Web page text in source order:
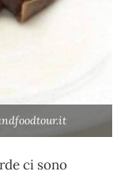
ci sono